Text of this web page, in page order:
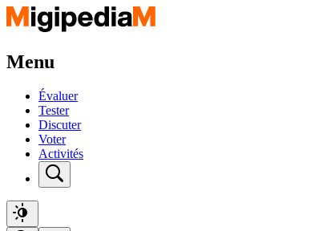
Menu
Évaluer
Tester
Discuter
Voter
Activités